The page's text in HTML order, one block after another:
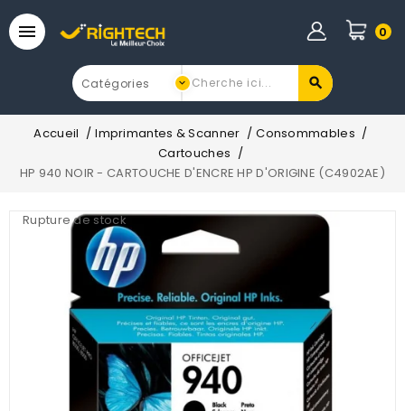
 0
Accueil Imprimantes & Scanner
Consommables
Cartouches
HP 940 NOIR - CARTOUCHE D'ENCRE HP D'ORIGINE (C4902AE)
Rupture de stock